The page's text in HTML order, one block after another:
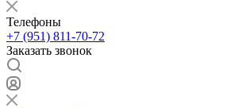
Телефоны
+7 (951) 811-70-72
Заказать звонок